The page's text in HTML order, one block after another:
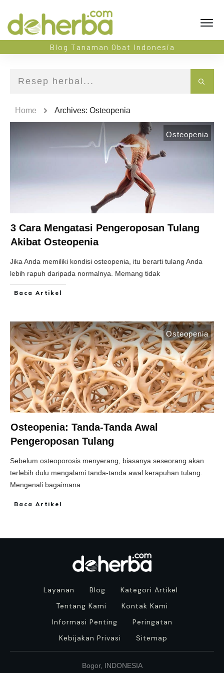
Blog Tanaman Obat Indonesia
Home Archives: Osteopenia
Osteopenia
3 Cara Mengatasi Pengeroposan Tulang
Akibat Osteopenia
Jika Anda memiliki kondisi osteopenia, itu berarti tulang Anda
lebih rapuh daripada normalnya. Memang tidak
Baca Artikel
Osteopenia
Osteopenia: Tanda-Tanda Awal
Pengeroposan Tulang
Sebelum osteoporosis menyerang, biasanya seseorang akan
terlebih dulu mengalami tanda-tanda awal kerapuhan tulang.
Mengenali bagaimana
Baca Artikel
Layanan Blog
Kategori Artikel
Tentang Kami
Kontak Kami
Informasi Penting
Peringatan
Kebijakan Privasi
Sitemap
Bogor, INDONESIA